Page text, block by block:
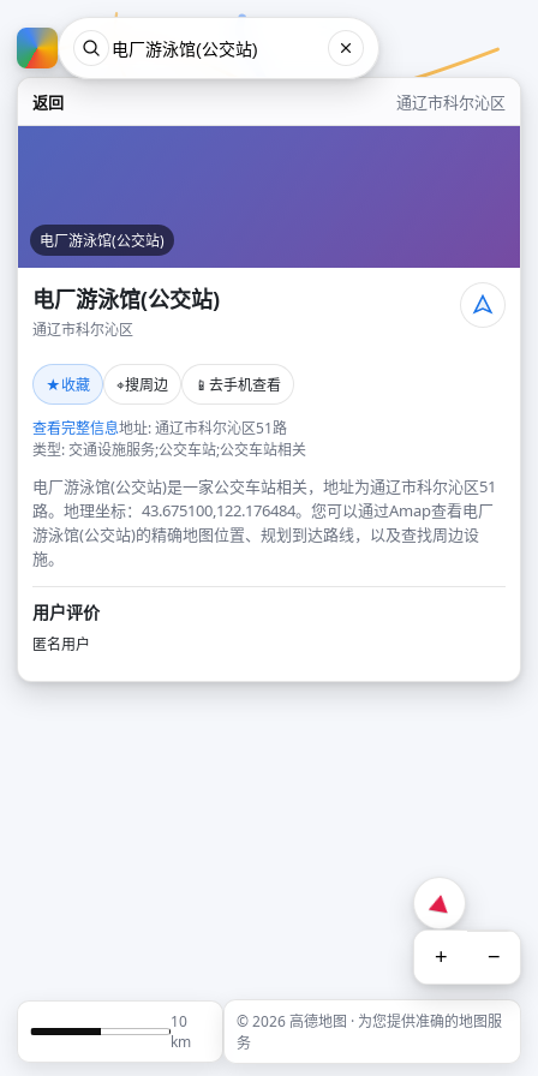
返回 通辽市科尔沁区
电厂游泳馆(公交站)
电厂游泳馆(公交站)
通辽市科尔沁区
★收藏 ⌖搜周边 📱 去手机查看
查看完整信息地址: 通辽市科尔沁区51路
类型: 交通设施服务;公交车站;公交车站相关
电厂游泳馆(公交站)是一家公交车站相关，地址为通辽市科尔沁区51
路。地理坐标：43.675100,122.176484。您可以通过Amap查看电厂
游泳馆(公交站)的精确地图位置、规划到达路线，以及查找周边设
施。
用户评价
匿名用户
+ −
10
km
© 2026 高德地图 · 为您提供准确的地图服
务